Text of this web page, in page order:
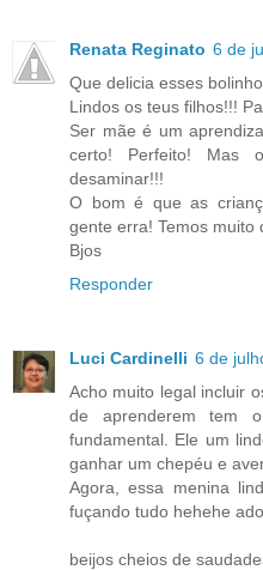
Renata Reginato 6 de
Que delicia esses
Lindos os teus filhos!!!
Ser mãe é um
certo! Perfeito! Mas
desaminar!!!
O bom é que as
gente erra! Temos
Bjos
Responder
Luci Cardinelli 6 de
Acho muito legal incluir
de aprenderem tem
fundamental. Ele um
ganhar um chepéu e
Agora, essa menina
fuçando tudo hehehe
beijos cheios de